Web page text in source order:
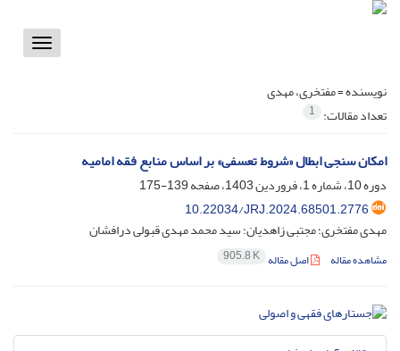
Toggle
نویسنده =مفتخری، مهدی
تعداد مقالات: 1
امکان‏ سنجی ابطال «شروط تعسفی» بر اساس منابع فقه امامیه
دوره 10، شماره 1، فروردین 1403، صفحه
139-175
10.22034/JRJ.2024.68501.2776
مهدی مفتخری؛ مجتبی زاهدیان؛ سید محمد مهدی قبولی درافشان
مشاهده مقاله اصل مقاله 905.8 K